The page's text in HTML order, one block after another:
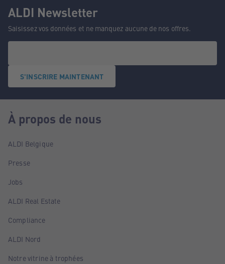
ALDI Newsletter
Saisissez vos données et ne manquez aucune de nos offres.
S'INSCRIRE MAINTENANT
À propos de nous
ALDI Belgique
Presse
Jobs
ALDI Real Estate
Compliance
ALDI Nord
Notre vitrine à trophées